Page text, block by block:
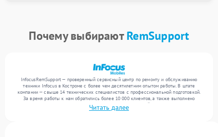
Почему выбираютRemSupport
InfocusRemSupport — проверенный сервисный центр по ремонту и обслуживанию
техники Infocus в Костроме с более чем десятилетним опытом работы. В штате
компании — свыше 14 технических специалистов с профессиональной подготовкой.
За время работы к нам обратились более 10 000 клиентов, а также выполнено
выполнено более 12 000 ремонтов. Ежемесячно в сервисный центр поступает более
300 устройств, включая , , . Мы устраняем поломки любой сложности и обеспечиваем
Читать далее